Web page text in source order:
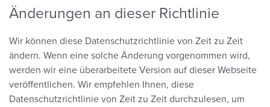
Änderungen an dieser Richtlinie
Wir können diese Datenschutzrichtlinie von Zeit zu Zeit
ändern. Wenn eine solche Änderung vorgenommen wird,
werden wir eine überarbeitete Version auf dieser Webseite
veröffentlichen. Wir empfehlen Ihnen, diese
Datenschutzrichtlinie von Zeit zu Zeit durchzulesen, um